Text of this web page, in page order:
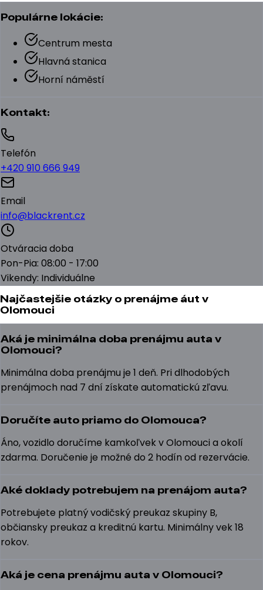
Populárne lokácie:
Centrum mesta
Hlavná stanica
Horní náměstí
Kontakt:
Telefón
+420 910 666 949
Email
info@blackrent.cz
Otváracia doba
Pon-Pia: 08:00 - 17:00
Vikendy: Individuálne
Najčastejšie otázky o prenájme áut v
Olomouci
Aká je minimálna doba prenájmu auta v
Olomouci?
Minimálna doba prenájmu je 1 deň. Pri dlhodobých
prenájmoch nad 7 dní získate automatickú zľavu.
Doručíte auto priamo do Olomouca?
Áno, vozidlo doručíme kamkoľvek v Olomouci a okolí
zdarma. Doručenie je možné do 2 hodín od rezervácie.
Aké doklady potrebujem na prenájom auta?
Potrebujete platný vodičský preukaz skupiny B,
občiansky preukaz a kreditnú kartu. Minimálny vek 18
rokov.
Aká je cena prenájmu auta v Olomouci?